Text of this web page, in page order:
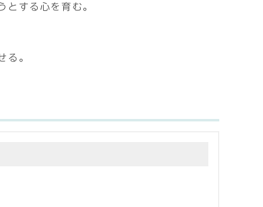
とする心を育む。
る。